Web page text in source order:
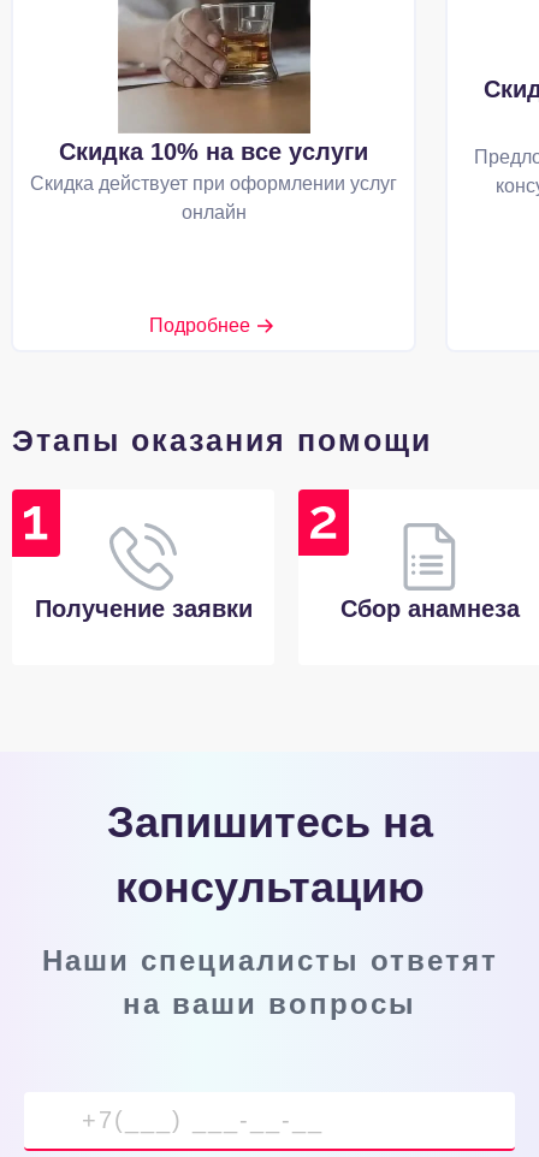
Скидка 10% на все услуги
Скидка действует при оформлении услуг
онлайн
Подробнее
Этапы оказания помощи
Получение заявки Сбор анамнеза
Запишитесь на
консультацию
Наши специалисты ответят
на ваши вопросы